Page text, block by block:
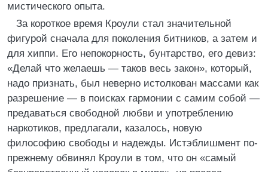
мистического опыта.
За короткое время Кроули стал значительной
фигурой сначала для поколения битников, а затем и
для хиппи. Его непокорность, бунтарство, его девиз:
«Делай что желаешь — таков весь закон», который,
надо признать, был неверно истолкован массами как
разрешение — в поисках гармонии с самим собой —
предаваться свободной любви и употреблению
наркотиков, предлагали, казалось, новую
философию свободы и надежды. Истэблишмент по-
прежнему обвинял Кроули в том, что он «самый